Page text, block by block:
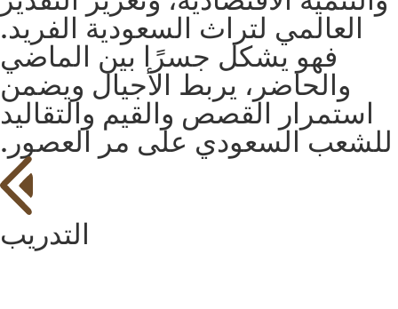
العالمي لتراث السعودية الفريد.
فهو يشكل جسرًا بين الماضي
والحاضر، يربط الأجيال ويضمن
استمرار القصص والقيم والتقاليد
للشعب السعودي على مر العصور.
التدريب